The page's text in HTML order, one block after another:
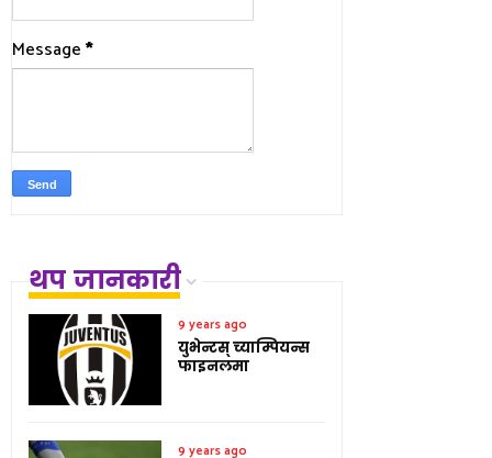
Message*
थप जानकारी
9 years ago
युभेन्टस् च्याम्पियन्स
फाइनलमा
9 years ago